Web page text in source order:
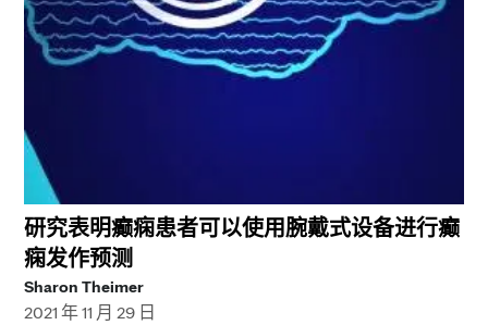
研究表明癫痫患者可以使用腕戴式设备进行癫
痫发作预测
Sharon Theimer
2021 年 11 月 29 日